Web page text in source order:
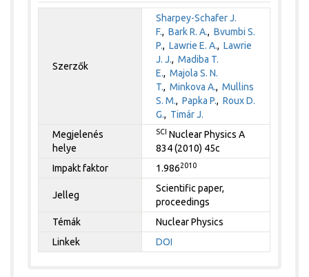
Szerzők
Sharpey-Schafer J.
F.,Bark R. A.,Bvumbi S.
P.,Lawrie E. A.,Lawrie
J. J.,Madiba T.
E.,Majola S. N.
T.,Minkova A.,Mullins
S. M.,Papka P.,Roux D.
G., Timár J.
Megjelenés
helye
SCI Nuclear Physics A
834 (2010) 45c
Impakt faktor
1.9862010
Jelleg
Scientific paper,
proceedings
Témák
Nuclear Physics
Linkek
DOI